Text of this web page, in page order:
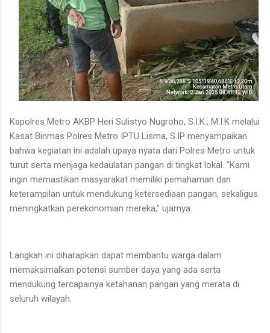
Kapolres Metro AKBP Heri Sulistyo Nugroho, S.I.K., M.I.K melalui
Kasat Binmas Polres Metro IPTU Lisma, S.IP menyampaikan
bahwa kegiatan ini adalah upaya nyata dari Polres Metro untuk
turut serta menjaga kedaulatan pangan di tingkat lokal. "Kami
ingin memastikan masyarakat memiliki pemahaman dan
keterampilan untuk mendukung ketersediaan pangan, sekaligus
meningkatkan perekonomian mereka," ujarnya.
Langkah ini diharapkan dapat membantu warga dalam
memaksimalkan potensi sumber daya yang ada serta
mendukung tercapainya ketahanan pangan yang merata di
seluruh wilayah.